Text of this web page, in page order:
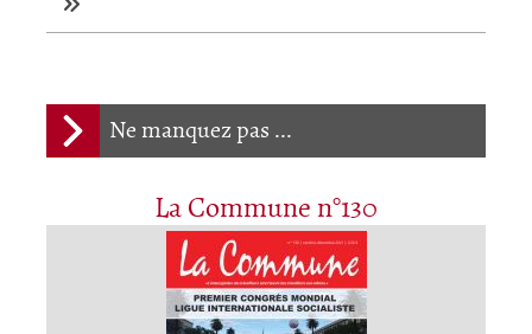
Ne manquez pas ...
La Commune n°130